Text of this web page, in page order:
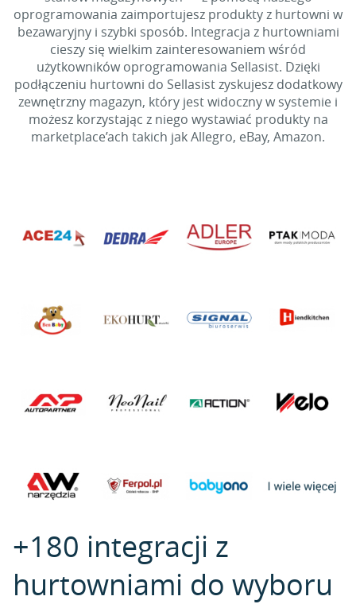
oprogramowania zaimportujesz produkty z hurtowni w
bezawaryjny i szybki sposób. Integracja z hurtowniami
cieszy się wielkim zainteresowaniem wśród
użytkowników oprogramowania Sellasist. Dzięki
podłączeniu hurtowni do Sellasist zyskujesz dodatkowy
zewnętrzny magazyn, który jest widoczny w systemie i
możesz korzystając z niego wystawiać produkty na
marketplace’ach takich jak Allegro, eBay, Amazon.
+180 integracji z
hurtowniami do wyboru